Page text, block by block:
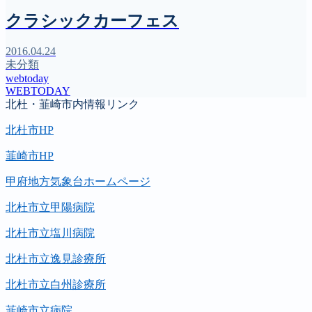
クラシックカーフェス
2016.04.24
未分類
webtoday
WEBTODAY
北杜・韮崎市内情報リンク
北杜市HP
韮崎市HP
甲府地方気象台ホームページ
北杜市立甲陽病院
北杜市立塩川病院
北杜市立逸見診療所
北杜市立白州診療所